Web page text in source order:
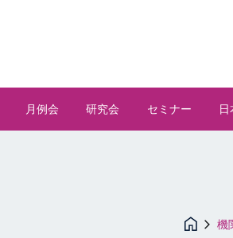
月例会 研究会 セミナー
機